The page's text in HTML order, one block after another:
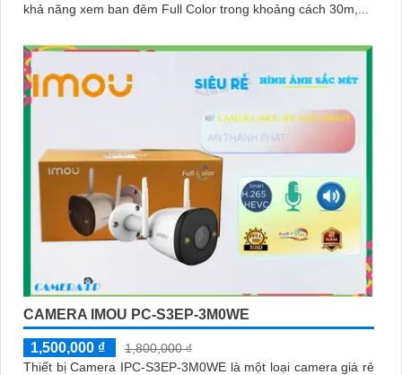
khả năng xem ban đêm Full Color trong khoảng cách 30m,...
CAMERA IMOU PC-S3EP-3M0WE
1,500,000 ₫
1,800,000 ₫
Thiết bị Camera IPC-S3EP-3M0WE là một loại camera giá rẻ